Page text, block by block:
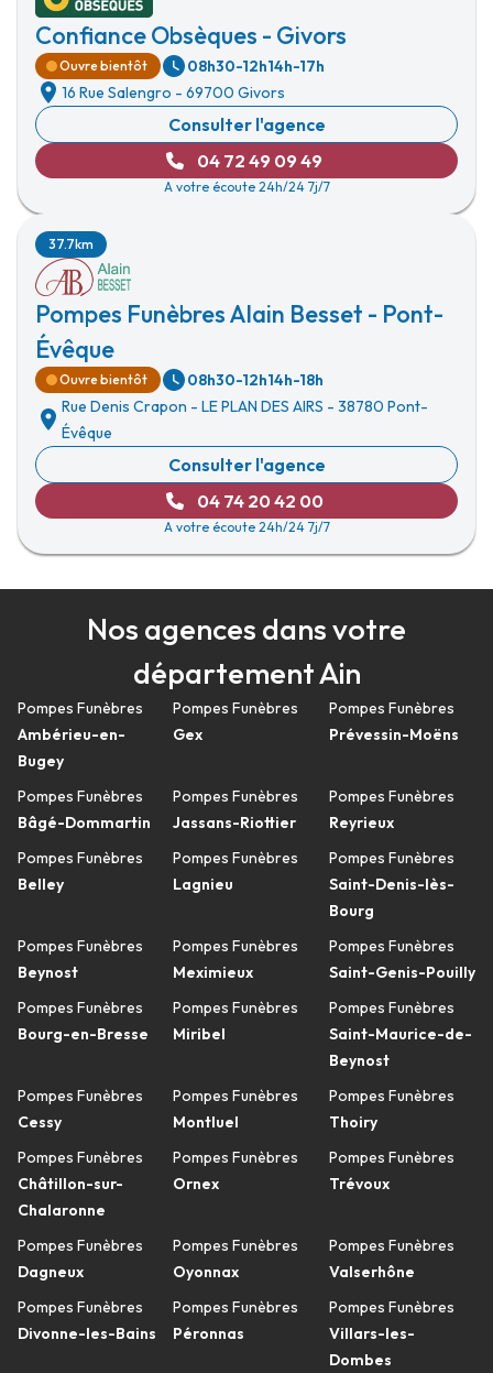
Confiance Obsèques - Givors
Ouvre bientôt 08h30-12h14h-17h
16 Rue Salengro - 69700 Givors
Consulter l'agence
04 72 49 09 49
A votre écoute 24h/24 7j/7
Pompes Funèbres Alain Besset - Pont-
Évêque
37.7km
Ouvre bientôt 08h30-12h14h-18h
Rue Denis Crapon - LE PLAN DES AIRS - 38780 Pont-
Évêque
Consulter l'agence
04 74 20 42 00
A votre écoute 24h/24 7j/7
Nos agences dans votre
département Ain
Pompes Funèbres
Ambérieu-en-
Bugey
Pompes Funèbres
Bâgé-Dommartin
Pompes Funèbres
Belley
Pompes Funèbres
Beynost
Pompes Funèbres
Bourg-en-Bresse
Pompes Funèbres
Cessy
Pompes Funèbres
Châtillon-sur-
Chalaronne
Pompes Funèbres
Dagneux
Pompes Funèbres
Divonne-les-Bains
Pompes Funèbres
Gex
Pompes Funèbres
Jassans-Riottier
Pompes Funèbres
Lagnieu
Pompes Funèbres
Meximieux
Pompes Funèbres
Miribel
Pompes Funèbres
Montluel
Pompes Funèbres
Ornex
Pompes Funèbres
Oyonnax
Pompes Funèbres
Péronnas
Pompes Funèbres
Prévessin-Moëns
Pompes Funèbres
Reyrieux
Pompes Funèbres
Saint-Denis-lès-
Bourg
Pompes Funèbres
Saint-Genis-Pouilly
Pompes Funèbres
Saint-Maurice-de-
Beynost
Pompes Funèbres
Thoiry
Pompes Funèbres
Trévoux
Pompes Funèbres
Valserhône
Pompes Funèbres
Villars-les-
Dombes